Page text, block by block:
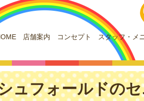
店舗案内 コンセプト スタッフ・メ
ュフォールドの